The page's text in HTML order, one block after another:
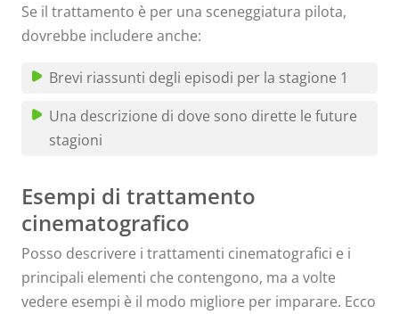
Se il trattamento è per una sceneggiatura pilota,
dovrebbe includere anche:
Brevi riassunti degli episodi per la stagione 1
Una descrizione di dove sono dirette le future
stagioni
Esempi di trattamento
cinematografico
Posso descrivere i trattamenti cinematografici e i
principali elementi che contengono, ma a volte
vedere esempi è il modo migliore per imparare. Ecco